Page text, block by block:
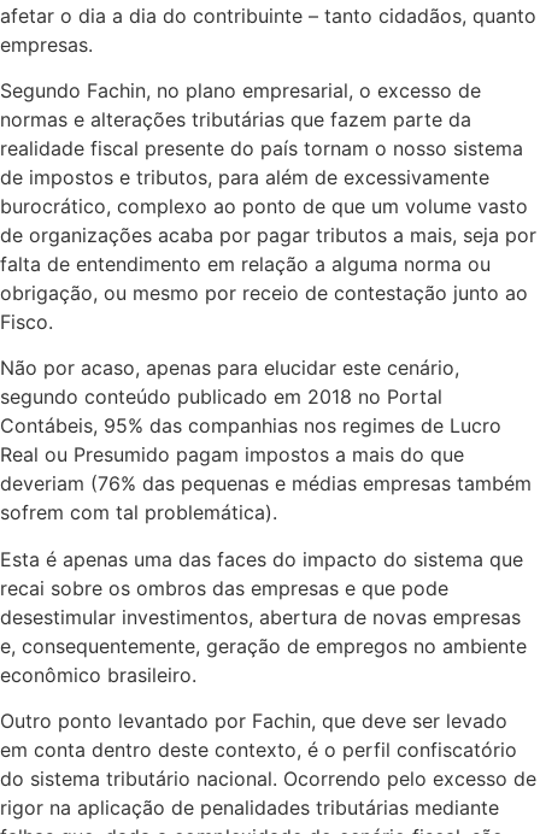
afetar o dia a dia do contribuinte – tanto cidadãos, quanto
empresas.
Segundo Fachin, no plano empresarial, o excesso de
normas e alterações tributárias que fazem parte da
realidade fiscal presente do país tornam o nosso sistema
de impostos e tributos, para além de excessivamente
burocrático, complexo ao ponto de que um volume vasto
de organizações acaba por pagar tributos a mais, seja por
falta de entendimento em relação a alguma norma ou
obrigação, ou mesmo por receio de contestação junto ao
Fisco.
Não por acaso, apenas para elucidar este cenário,
segundo conteúdo publicado em 2018 no Portal
Contábeis, 95% das companhias nos regimes de Lucro
Real ou Presumido pagam impostos a mais do que
deveriam (76% das pequenas e médias empresas também
sofrem com tal problemática).
Esta é apenas uma das faces do impacto do sistema que
recai sobre os ombros das empresas e que pode
desestimular investimentos, abertura de novas empresas
e, consequentemente, geração de empregos no ambiente
econômico brasileiro.
Outro ponto levantado por Fachin, que deve ser levado
em conta dentro deste contexto, é o perfil confiscatório
do sistema tributário nacional. Ocorrendo pelo excesso de
rigor na aplicação de penalidades tributárias mediante